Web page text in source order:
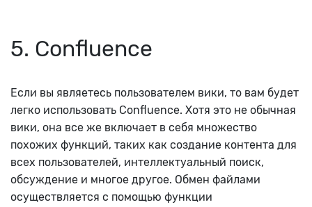
5. Confluence
Если вы являетесь пользователем вики, то вам будет
легко использовать Confluence. Хотя это не обычная
вики, она все же включает в себя множество
похожих функций, таких как создание контента для
всех пользователей, интеллектуальный поиск,
обсуждение и многое другое. Обмен файлами
осуществляется с помощью функции